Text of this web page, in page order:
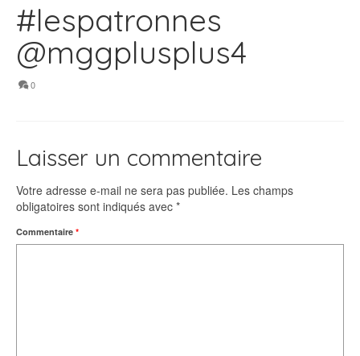
#lespatronnes
@mggplusplus4
0
Laisser un commentaire
Votre adresse e-mail ne sera pas publiée. Les champs
obligatoires sont indiqués avec *
Commentaire *